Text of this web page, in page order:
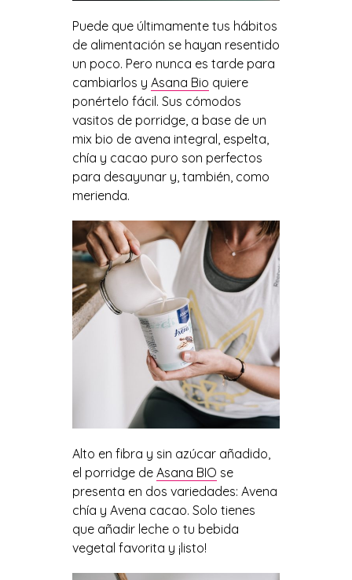
Puede que últimamente tus hábitos
de alimentación se hayan resentido
un poco. Pero nunca es tarde para
cambiarlos y Asana Bio quiere
ponértelo fácil. Sus cómodos
vasitos de porridge, a base de un
mix bio de avena integral, espelta,
chía y cacao puro son perfectos
para desayunar y, también, como
merienda.
Alto en fibra y sin azúcar añadido,
el porridge de Asana BIO se
presenta en dos variedades: Avena
chía y Avena cacao. Solo tienes
que añadir leche o tu bebida
vegetal favorita y ¡listo!